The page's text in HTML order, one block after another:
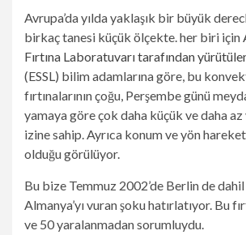
Avrupa’da yılda yaklaşık bir büyük
birkaç tanesi küçük ölçekte. her biri için
Fırtına Laboratuvarı tarafından
(ESSL) bilim adamlarına göre, bu
fırtınalarının çoğu, Perşembe günü
yamaya göre çok daha küçük ve daha
izine sahip. Ayrıca konum ve yön
olduğu görülüyor.
Bu bize Temmuz 2002’de Berlin de
Almanya’yı vuran şoku hatırlatıyor. Bu
ve 50 yaralanmadan sorumluydu.